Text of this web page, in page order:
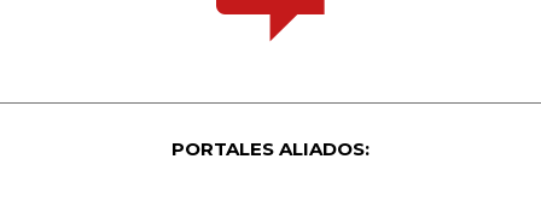
PORTALES ALIADOS: